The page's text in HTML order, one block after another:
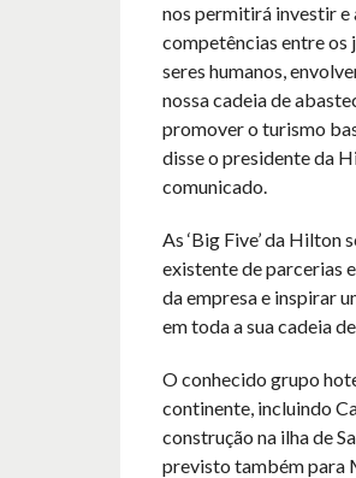
nos permitirá investir e
competências entre
seres humanos,
nossa cadeia de
promover o turismo
disse o presidente da
comunicado.
As ‘Big Five’ da Hilton
existente de parcerias
da empresa e inspirar
em toda a sua cadeia
O conhecido grupo
continente, incluindo
construção na ilha de
previsto também para